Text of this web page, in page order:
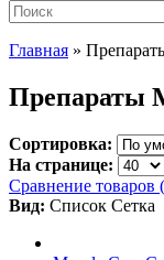
Главная »
Препараты
Сортировка:
На странице:
Сравнение товаров
Вид: Список Сетка